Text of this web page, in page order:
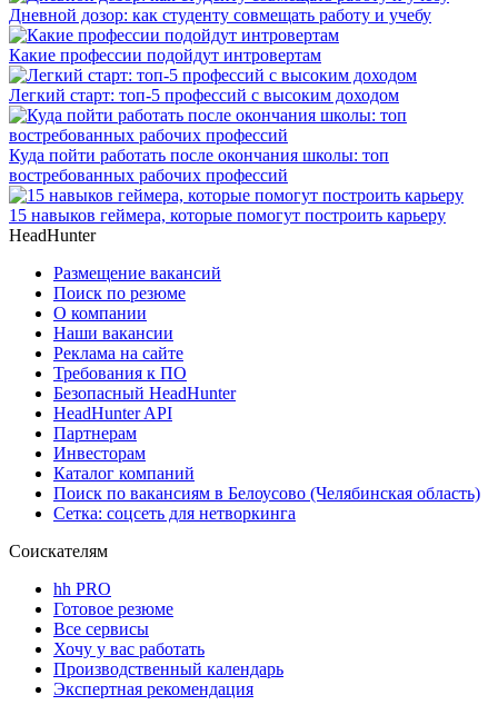
Дневной дозор: как студенту совмещать работу и учебу
Какие профессии подойдут интровертам
Легкий старт: топ-5 профессий с высоким доходом
Куда пойти работать после окончания школы: топ
востребованных рабочих профессий
15 навыков геймера, которые помогут построить карьеру
HeadHunter
Размещение вакансий
Поиск по резюме
О компании
Наши вакансии
Реклама на сайте
Требования к ПО
Безопасный HeadHunter
HeadHunter API
Партнерам
Инвесторам
Каталог компаний
Поиск по вакансиям в Белоусово (Челябинская область)
Сетка: соцсеть для нетворкинга
Соискателям
hh PRO
Готовое резюме
Все сервисы
Хочу у вас работать
Производственный календарь
Экспертная рекомендация